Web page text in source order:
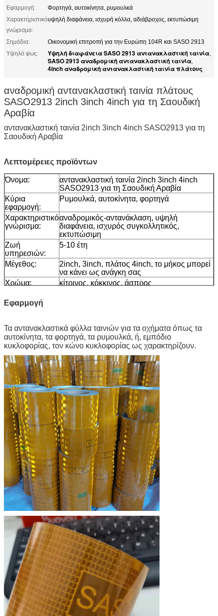
Εφαρμογή:
Φορτηγά, αυτοκίνητα, ρυμουλκά
Χαρακτηριστικό
γνώρισμα:
υψηλή διαφάνεια, ισχυρή κόλλα, αδιάβροχος, εκτυπώσιμη
Σημάδια:
Οικονομική επιτροπή για την Ευρώπη 104R και SASO 2913
Υψηλό φως:
Υψηλή διαφάνεια SASO 2913 αντανακλαστική ταινία,
SASO 2913 αναδρομική αντανακλαστική ταινία,
4inch αναδρομική αντανακλαστική ταινία πλάτους
αναδρομική αντανακλαστική ταινία πλάτους
SASO2913 2inch 3inch 4inch για τη Σαουδική
Αραβία
αντανακλαστική ταινία 2inch 3inch 4inch SASO2913 για τη
Σαουδική Αραβία
Λεπτομέρειες προϊόντων
Όνομα:
αντανακλαστική ταινία 2inch 3inch 4inch
SASO2913 για τη Σαουδική Αραβία
Κύρια
εφαρμογή:
Ρυμουλκά, αυτοκίνητα, φορτηγά
Χαρακτηριστικό
γνώρισμα:
αναδρομικός-αντανάκλαση, υψηλή
διαφάνεια, ισχυρός συγκολλητικός,
εκτυπώσιμη
Ζωή
υπηρεσιών:
5-10 έτη
Μέγεθος:
2inch, 3inch, πλάτος 4inch, το μήκος μπορεί
να κάνει ως ανάγκη σας
Χρώμα:
κίτρινος, κόκκινος, άσπρος
Δείγμα:
διαταγής
Εφαρμογή
Τα αντανακλαστικά φύλλα ταινιών για τα οχήματα όπως τα
αυτοκίνητα, τα φορτηγά, τα ρυμουλκά, ή, εμπόδιο
κυκλοφορίας, τον κώνο κυκλοφορίας ως χαρακτηρίζουν.